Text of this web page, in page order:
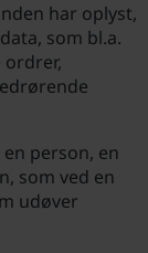
har oplyst,
som bl.a.
ordrer,
person, en
som ved en
udøver